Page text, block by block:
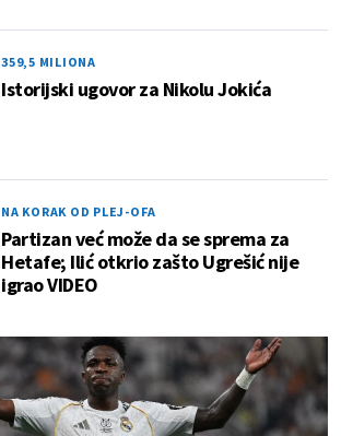
359,5 MILIONA
Istorijski ugovor za Nikolu Jokića
NA KORAK OD PLEJ-OFA
Partizan već može da se sprema za
Hetafe; Ilić otkrio zašto Ugrešić nije
igrao VIDEO